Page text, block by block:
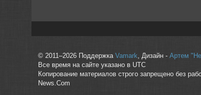
© 2011–2026 Поддержка Vamark , Дизайн - Артем
Все время на сайте указано в UTC
Копирование материалов строго запрещено без
News.Com